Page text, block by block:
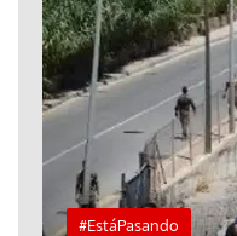
#EstáPasando